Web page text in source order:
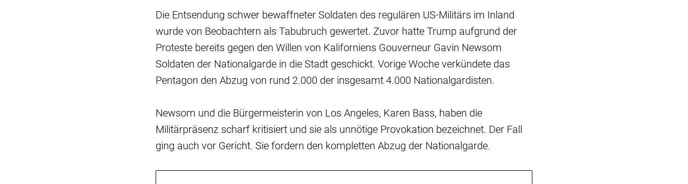
Die Entsendung schwer bewaffneter Soldaten des regulären US-Militärs im Inland
wurde von Beobachtern als Tabubruch gewertet. Zuvor hatte Trump aufgrund der
Proteste bereits gegen den Willen von Kaliforniens Gouverneur Gavin Newsom
Soldaten der Nationalgarde in die Stadt geschickt. Vorige Woche verkündete das
Pentagon den Abzug von rund 2.000 der insgesamt 4.000 Nationalgardisten.
Newsom und die Bürgermeisterin von Los Angeles, Karen Bass, haben die
Militärpräsenz scharf kritisiert und sie als unnötige Provokation bezeichnet. Der Fall
ging auch vor Gericht. Sie fordern den kompletten Abzug der Nationalgarde.